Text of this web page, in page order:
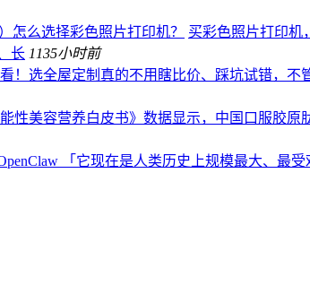
怎么选择彩色照片打印机？
买彩色照片打印机
长 1135小时前
！选全屋定制真的不用瞎比价、踩坑试错，
能性美容营养白皮书》数据显示，中国口服胶
「它现在是人类历史上规模最大、最